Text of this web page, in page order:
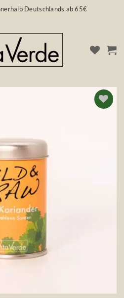
Deutschlands ab 65€